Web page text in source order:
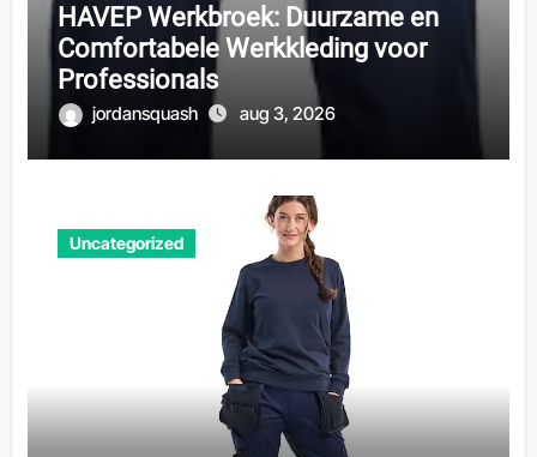
HAVEP Werkbroek: Duurzame en
Comfortabele Werkkleding voor
Professionals
jordansquash aug 3, 2026
Uncategorized